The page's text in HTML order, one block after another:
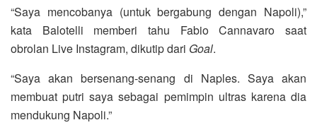
“Saya mencobanya (untuk bergabung dengan Napoli),”
kata Balotelli memberi tahu Fabio Cannavaro saat
obrolan Live Instagram, dikutip dari Goal.
“Saya akan bersenang-senang di Naples. Saya akan
membuat putri saya sebagai pemimpin ultras karena dia
mendukung Napoli.”